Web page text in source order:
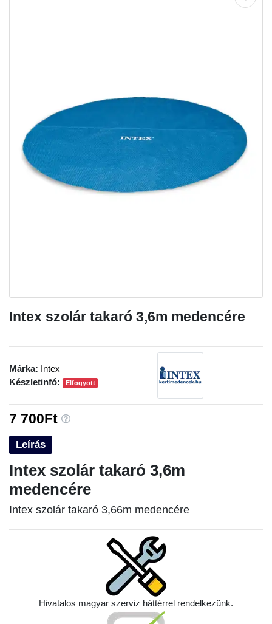
Intex szolár takaró 3,6m medencére
Leírás
Intex szolár takaró 3,6m
medencére
Intex szolár takaró 3,66m medencére
Márka: Intex
Készletinfó:
Elfogyott
7 700Ft
Hivatalos magyar szerviz háttérrel rendelkezünk.